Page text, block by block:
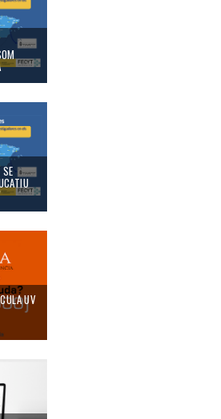
suma al programa educatiu "SOM
UV
UV